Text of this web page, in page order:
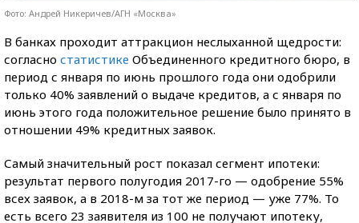
Фото: Андрей Никеричев/АГН «Москва»
В банках проходит аттракцион неслыханной щедрости:
согласно статистике Объединенного кредитного бюро, в
период с января по июнь прошлого года они одобрили
только 40% заявлений о выдаче кредитов, а с января по
июнь этого года положительное решение было принято в
отношении 49% кредитных заявок.
Самый значительный рост показал сегмент ипотеки:
результат первого полугодия 2017-го — одобрение 55%
всех заявок, а в 2018-м за тот же период — уже 77%. То
есть всего 23 заявителя из 100 не получают ипотеку,